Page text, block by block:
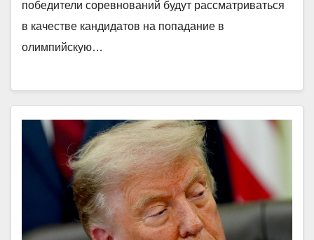
победители соревнований будут рассматриваться
в качестве кандидатов на попадание в
олимпийскую…